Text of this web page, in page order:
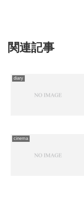
関連記事
diary
cinema